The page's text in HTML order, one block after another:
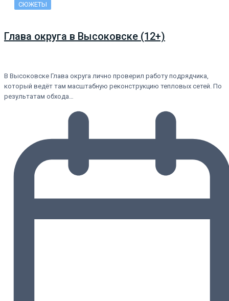
СЮЖЕТЫ
Глава округа в Высоковске (12+)
В Высоковске Глава округа лично проверил работу подрядчика,
который ведёт там масштабную реконструкцию тепловых сетей. По
результатам обхода…